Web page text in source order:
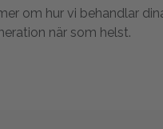
om hur vi behandlar
när som helst.